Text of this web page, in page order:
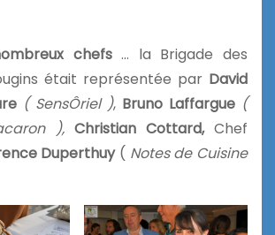
chefs… la Brigade des
était représentée par David
( SensÔriel ), Bruno Laffargue (
), Christian Cottard,Chef
Duperthuy( Notes de Cuisine